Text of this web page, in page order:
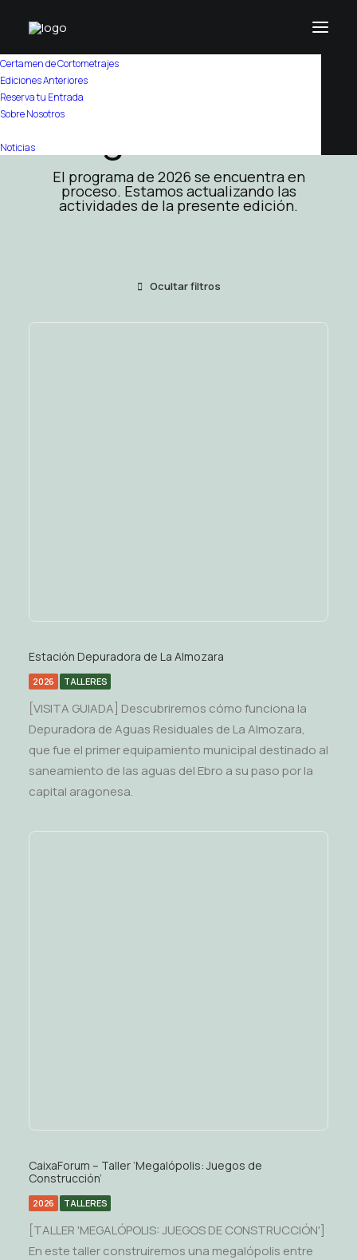
Certamen de Cortometrajes
Ediciones Anteriores
Reserva tu Entrada
Sobre Nosotros
Noticias Programa 2026
El programa de 2026 se encuentra en
proceso. Estamos actualizando las
actividades de la presente edición.
Ocultar filtros
Estación Depuradora de La Almozara
2026 TALLERES
[VISITA GUIADA] Descubriremos cómo funciona la
Depuradora de Aguas Residuales de La Almozara,
que fue el primer equipamiento municipal destinado al
saneamiento de las aguas del Ebro a su paso por la
capital aragonesa.
CaixaForum – Taller ‘Megalópolis: Juegos de
Construcción’
2026 TALLERES
[TALLER 'MEGALÓPOLIS: JUEGOS DE CONSTRUCCIÓN']
En este taller construiremos una megalópolis entre